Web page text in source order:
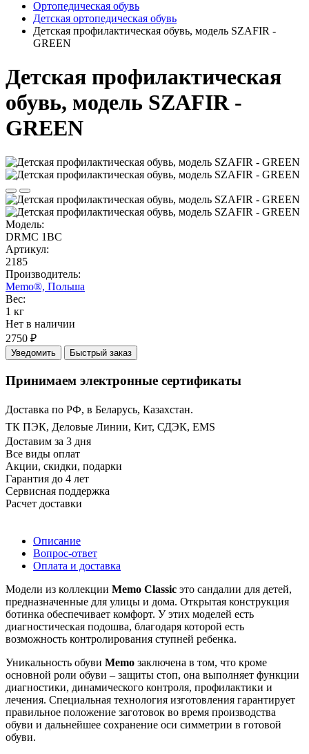
Ортопедическая обувь
Детская ортопедическая обувь
Детская профилактическая обувь, модель SZAFIR -
GREEN
Детская профилактическая
обувь, модель SZAFIR -
GREEN
Модель:
DRMC 1BC
Артикул:
2185
Производитель:
Memo®, Польша
Вес:
1 кг
Нет в наличии
2750 ₽
Уведомить Быстрый заказ
Принимаем электронные сертификаты
Доставка по РФ, в Беларусь, Казахстан.
ТК ПЭК, Деловые Линии, Кит, СДЭК, EMS
Доставим за 3 дня
Все виды оплат
Акции, скидки, подарки
Гарантия до 4 лет
Сервисная поддержка
Расчет доставки
Описание
Вопрос-ответ
Оплата и доставка
Модели из коллекции Memo Classic это сандалии для детей,
предназначенные для улицы и дома. Открытая конструкция
ботинка обеспечивает комфорт. У этих моделей есть
диагностическая подошва, благодаря которой есть
возможность контролирования ступней ребенка.
Уникальность обуви Memo заключена в том, что кроме
основной роли обуви – защиты стоп, она выполняет функции
диагностики, динамического контроля, профилактики и
лечения. Специальная технология изготовления гарантирует
правильное положение заготовок во время производства
обуви и дальнейшее сохранение оси симметрии в готовой
обуви.